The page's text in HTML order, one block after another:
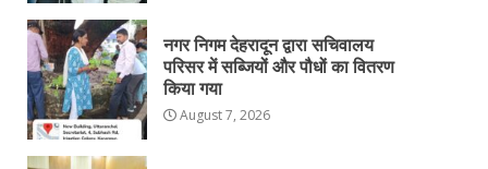
नगर निगम देहरादून द्वारा सचिवालय
परिसर में सब्जियों और पौधों का वितरण
किया गया
August 7, 2026